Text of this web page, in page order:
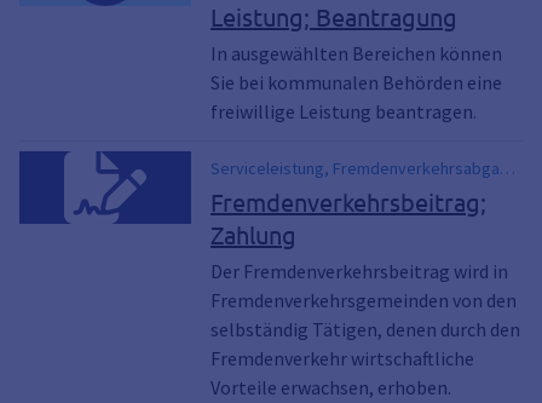
Leistung; Beantragung
In ausgewählten Bereichen können
Sie bei kommunalen Behörden eine
freiwillige Leistung beantragen.
Serviceleistung, Fremdenverkehrsabgabe
bayern, fremdenverkehrsbeitrag bayern
Fremdenverkehrsbeitrag;
Zahlung
Der Fremdenverkehrsbeitrag wird in
Fremdenverkehrsgemeinden von den
selbständig Tätigen, denen durch den
Fremdenverkehr wirtschaftliche
Vorteile erwachsen, erhoben.